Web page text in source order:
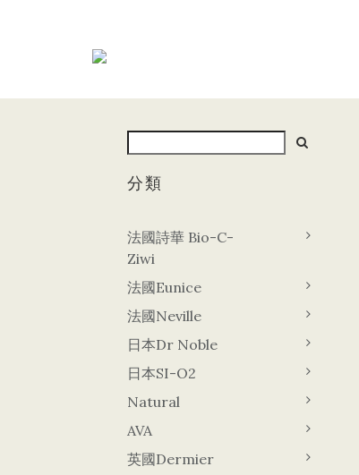
分類
法國詩華 Bio-C-
Ziwi
法國Eunice
法國Neville
日本Dr Noble
日本SI-O2
Natural
AVA
英國Dermier